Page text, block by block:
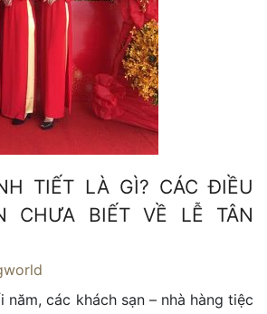
TIẾT LÀ GÌ? CÁC ĐIỀU
CHƯA BIẾT VỀ LỄ TÂN
năm, các khách sạn – nhà hàng tiệc